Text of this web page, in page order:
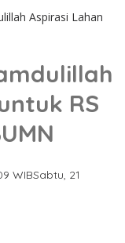
Aspirasi Lahan
RS
WIBSabtu, 21